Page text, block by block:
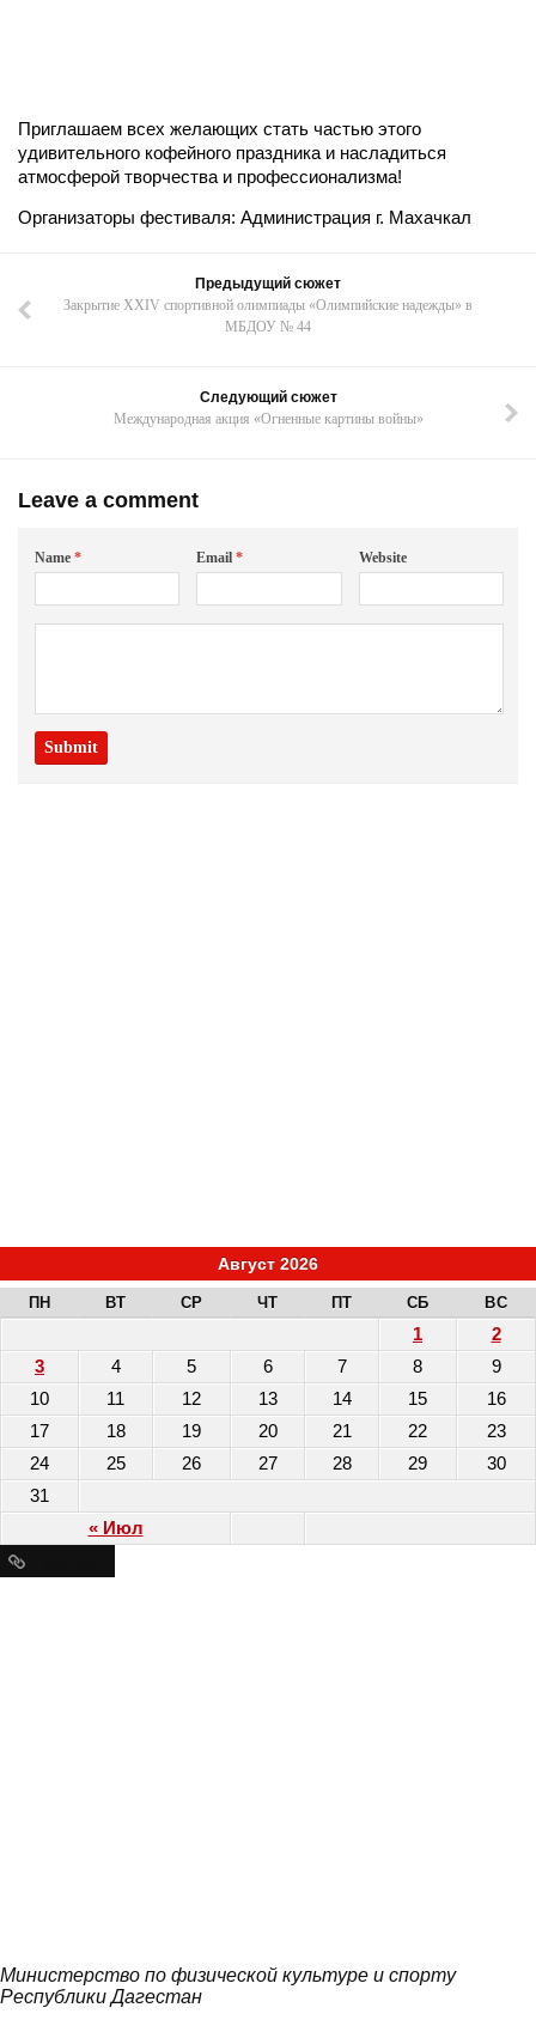
Приглашаем всех желающих стать частью этого
удивительного кофейного праздника и насладиться
атмосферой творчества и профессионализма!
Организаторы фестиваля: Администрация г. Махачкал
Предыдущий сюжет
Закрытие XXIV спортивной олимпиады «Олимпийские надежды» в
МБДОУ № 44
Следующий сюжет
Международная акция «Огненные картины войны»
Leave a comment
Name * Email* Website
Август 2026
ПН ВТ СР ЧТ ПТ СБ ВС
« Июл
1
2
3
4 5 6 7 8
9
10
11 12 13 14 15
16
17
18 19 20 21 22
23
24
25 26 27 28 29
30
31
Министерство по физической культуре и спорту
Республики Дагестан